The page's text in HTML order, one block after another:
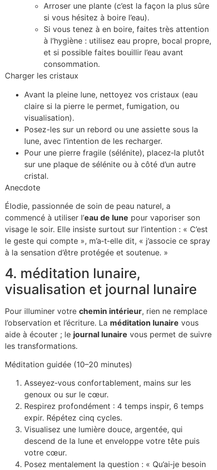
Arroser une plante (c’est la façon la plus sûre
si vous hésitez à boire l’eau).
Si vous tenez à en boire, faites très attention
à l’hygiène : utilisez eau propre, bocal propre,
et si possible faites bouillir l’eau avant
consommation.
Charger les cristaux
Avant la pleine lune, nettoyez vos cristaux (eau
claire si la pierre le permet, fumigation, ou
visualisation).
Posez-les sur un rebord ou une assiette sous la
lune, avec l’intention de les recharger.
Pour une pierre fragile (sélénite), placez‑la plutôt
sur une plaque de sélénite ou à côté d’un autre
cristal.
Anecdote
Élodie, passionnée de soin de peau naturel, a
commencé à utiliser l’eau de lune pour vaporiser son
visage le soir. Elle insiste surtout sur l’intention : « C’est
le geste qui compte », m’a‑t‑elle dit, « j’associe ce spray
à la sensation d’être protégée et soutenue. »
4. méditation lunaire,
visualisation et journal lunaire
Pour illuminer votre chemin intérieur, rien ne remplace
l’observation et l’écriture. La méditation lunaire vous
aide à écouter ; le journal lunaire vous permet de suivre
les transformations.
Méditation guidée (10–20 minutes)
Asseyez‑vous confortablement, mains sur les
genoux ou sur le cœur.
Respirez profondément : 4 temps inspir, 6 temps
expir. Répétez cinq cycles.
Visualisez une lumière douce, argentée, qui
descend de la lune et enveloppe votre tête puis
votre cœur.
Posez mentalement la question : « Qu’ai‑je besoin